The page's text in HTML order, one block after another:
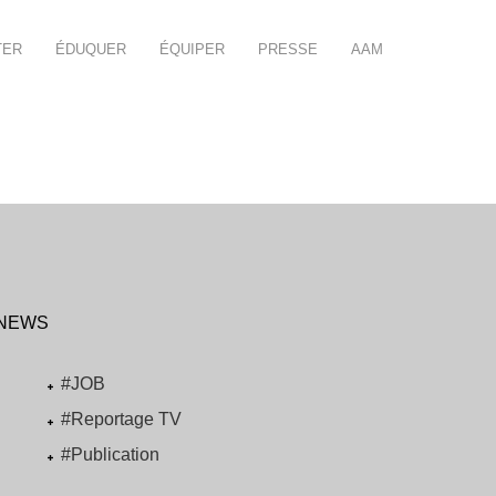
ÉDUQUER ÉQUIPER PRESSE AAM
#JOB
#Reportage TV
#Publication